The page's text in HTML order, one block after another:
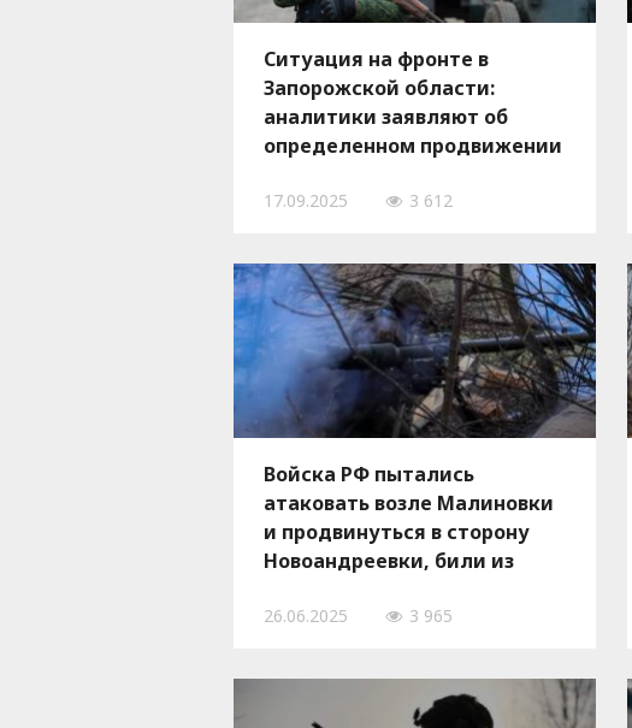
Ситуация на фронте в
Запорожской области:
аналитики заявляют об
определенном продвижении
17.09.2025 3 612
Войска РФ пытались
атаковать возле Малиновки
и продвинуться в сторону
Новоандреевки, били из
населенным пунктам
26.06.2025 3 965